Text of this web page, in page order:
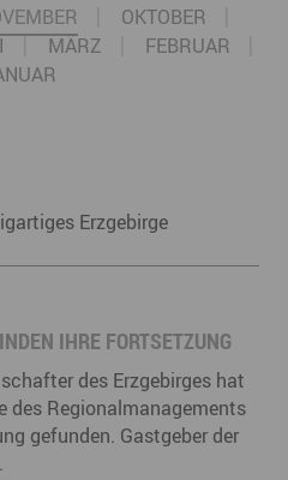
OKTOBER
MÄRZ
FEBRUAR
Erzgebirge
IHRE FORTSETZUNG
des Erzgebirges hat
des Regionalmanagements
gefunden. Gastgeber der